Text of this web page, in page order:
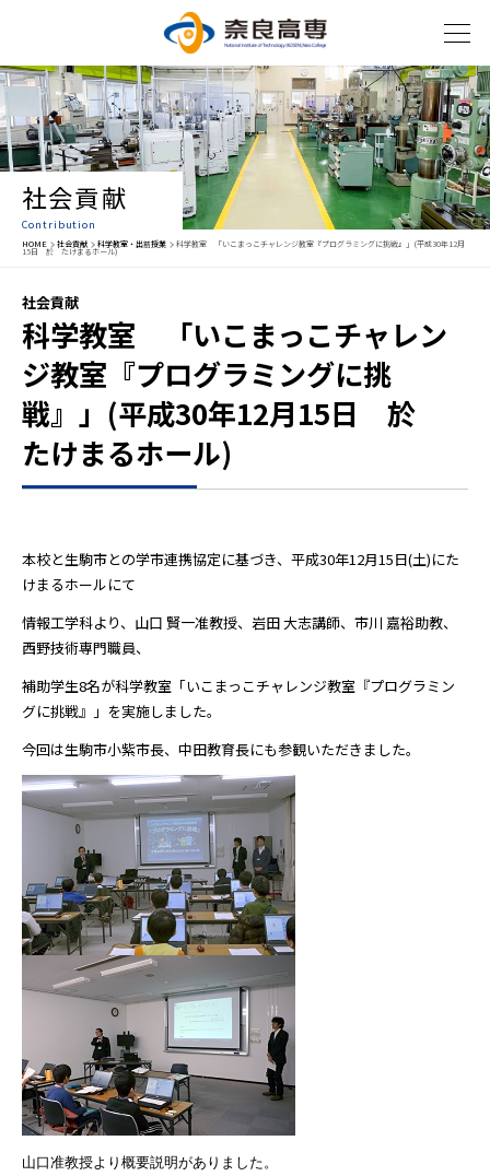
社会貢献
Contribution
HOME 社会貢献 科学教室・出前授業 科学教室 「いこまっこチャレンジ教室『プログラミングに挑戦』」(平成30年12月
15日 於 たけまるホール)
社会貢献
科学教室 「いこまっこチャレン
ジ教室『プログラミングに挑
戦』」(平成30年12月15日 於
たけまるホール)
本校と生駒市との学市連携協定に基づき、平成30年12月15日(土)にた
けまるホールにて
情報工学科より、山口 賢一准教授、岩田 大志講師、市川 嘉裕助教、
西野技術専門職員、
補助学生8名が科学教室 「いこまっこチャレンジ教室『プログラミン
グに挑戦』」 を実施しました。
今回は生駒市小紫市長、中田教育長にも参観いただきました。
山口准教授より概要説明がありました。